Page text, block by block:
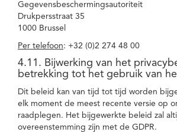
Gegevensbeschermingsautoriteit
Drukpersstraat 35
1000 Brussel
Per telefoon: +32 (0)2 274 48 00
4.11. Bijwerking van het
betrekking tot het gebruik van
Dit beleid kan van tijd tot tijd worden
elk moment de meest recente versie op
raadplegen. Het bijgewerkte beleid zal
overeenstemming zijn met de GDPR.